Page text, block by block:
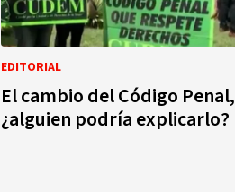
EDITORIAL
El cambio del Código Penal,
¿alguien podría explicarlo?